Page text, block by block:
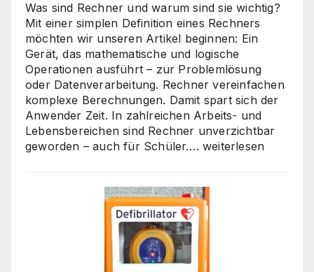
Was sind Rechner und warum sind sie wichtig?
Mit einer simplen Definition eines Rechners
möchten wir unseren Artikel beginnen: Ein
Gerät, das mathematische und logische
Operationen ausführt – zur Problemlösung
oder Datenverarbeitung. Rechner vereinfachen
komplexe Berechnungen. Damit spart sich der
Anwender Zeit. In zahlreichen Arbeits- und
Lebensbereichen sind Rechner unverzichtbar
geworden – auch für Schüler.… Die
Rechner:
Von
Hardware
Tools
weiterlesen